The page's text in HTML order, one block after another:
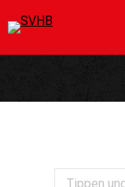
Search: